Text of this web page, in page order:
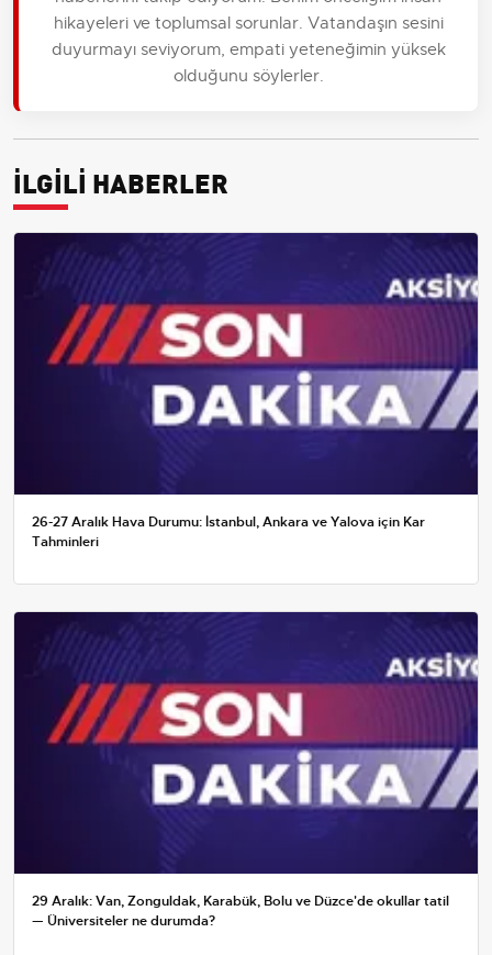
hikayeleri ve toplumsal sorunlar. Vatandaşın sesini
duyurmayı seviyorum, empati yeteneğimin yüksek
olduğunu söylerler.
İLGİLİ HABERLER
26-27 Aralık Hava Durumu: İstanbul, Ankara ve Yalova için Kar
Tahminleri
29 Aralık: Van, Zonguldak, Karabük, Bolu ve Düzce'de okullar tatil
— Üniversiteler ne durumda?